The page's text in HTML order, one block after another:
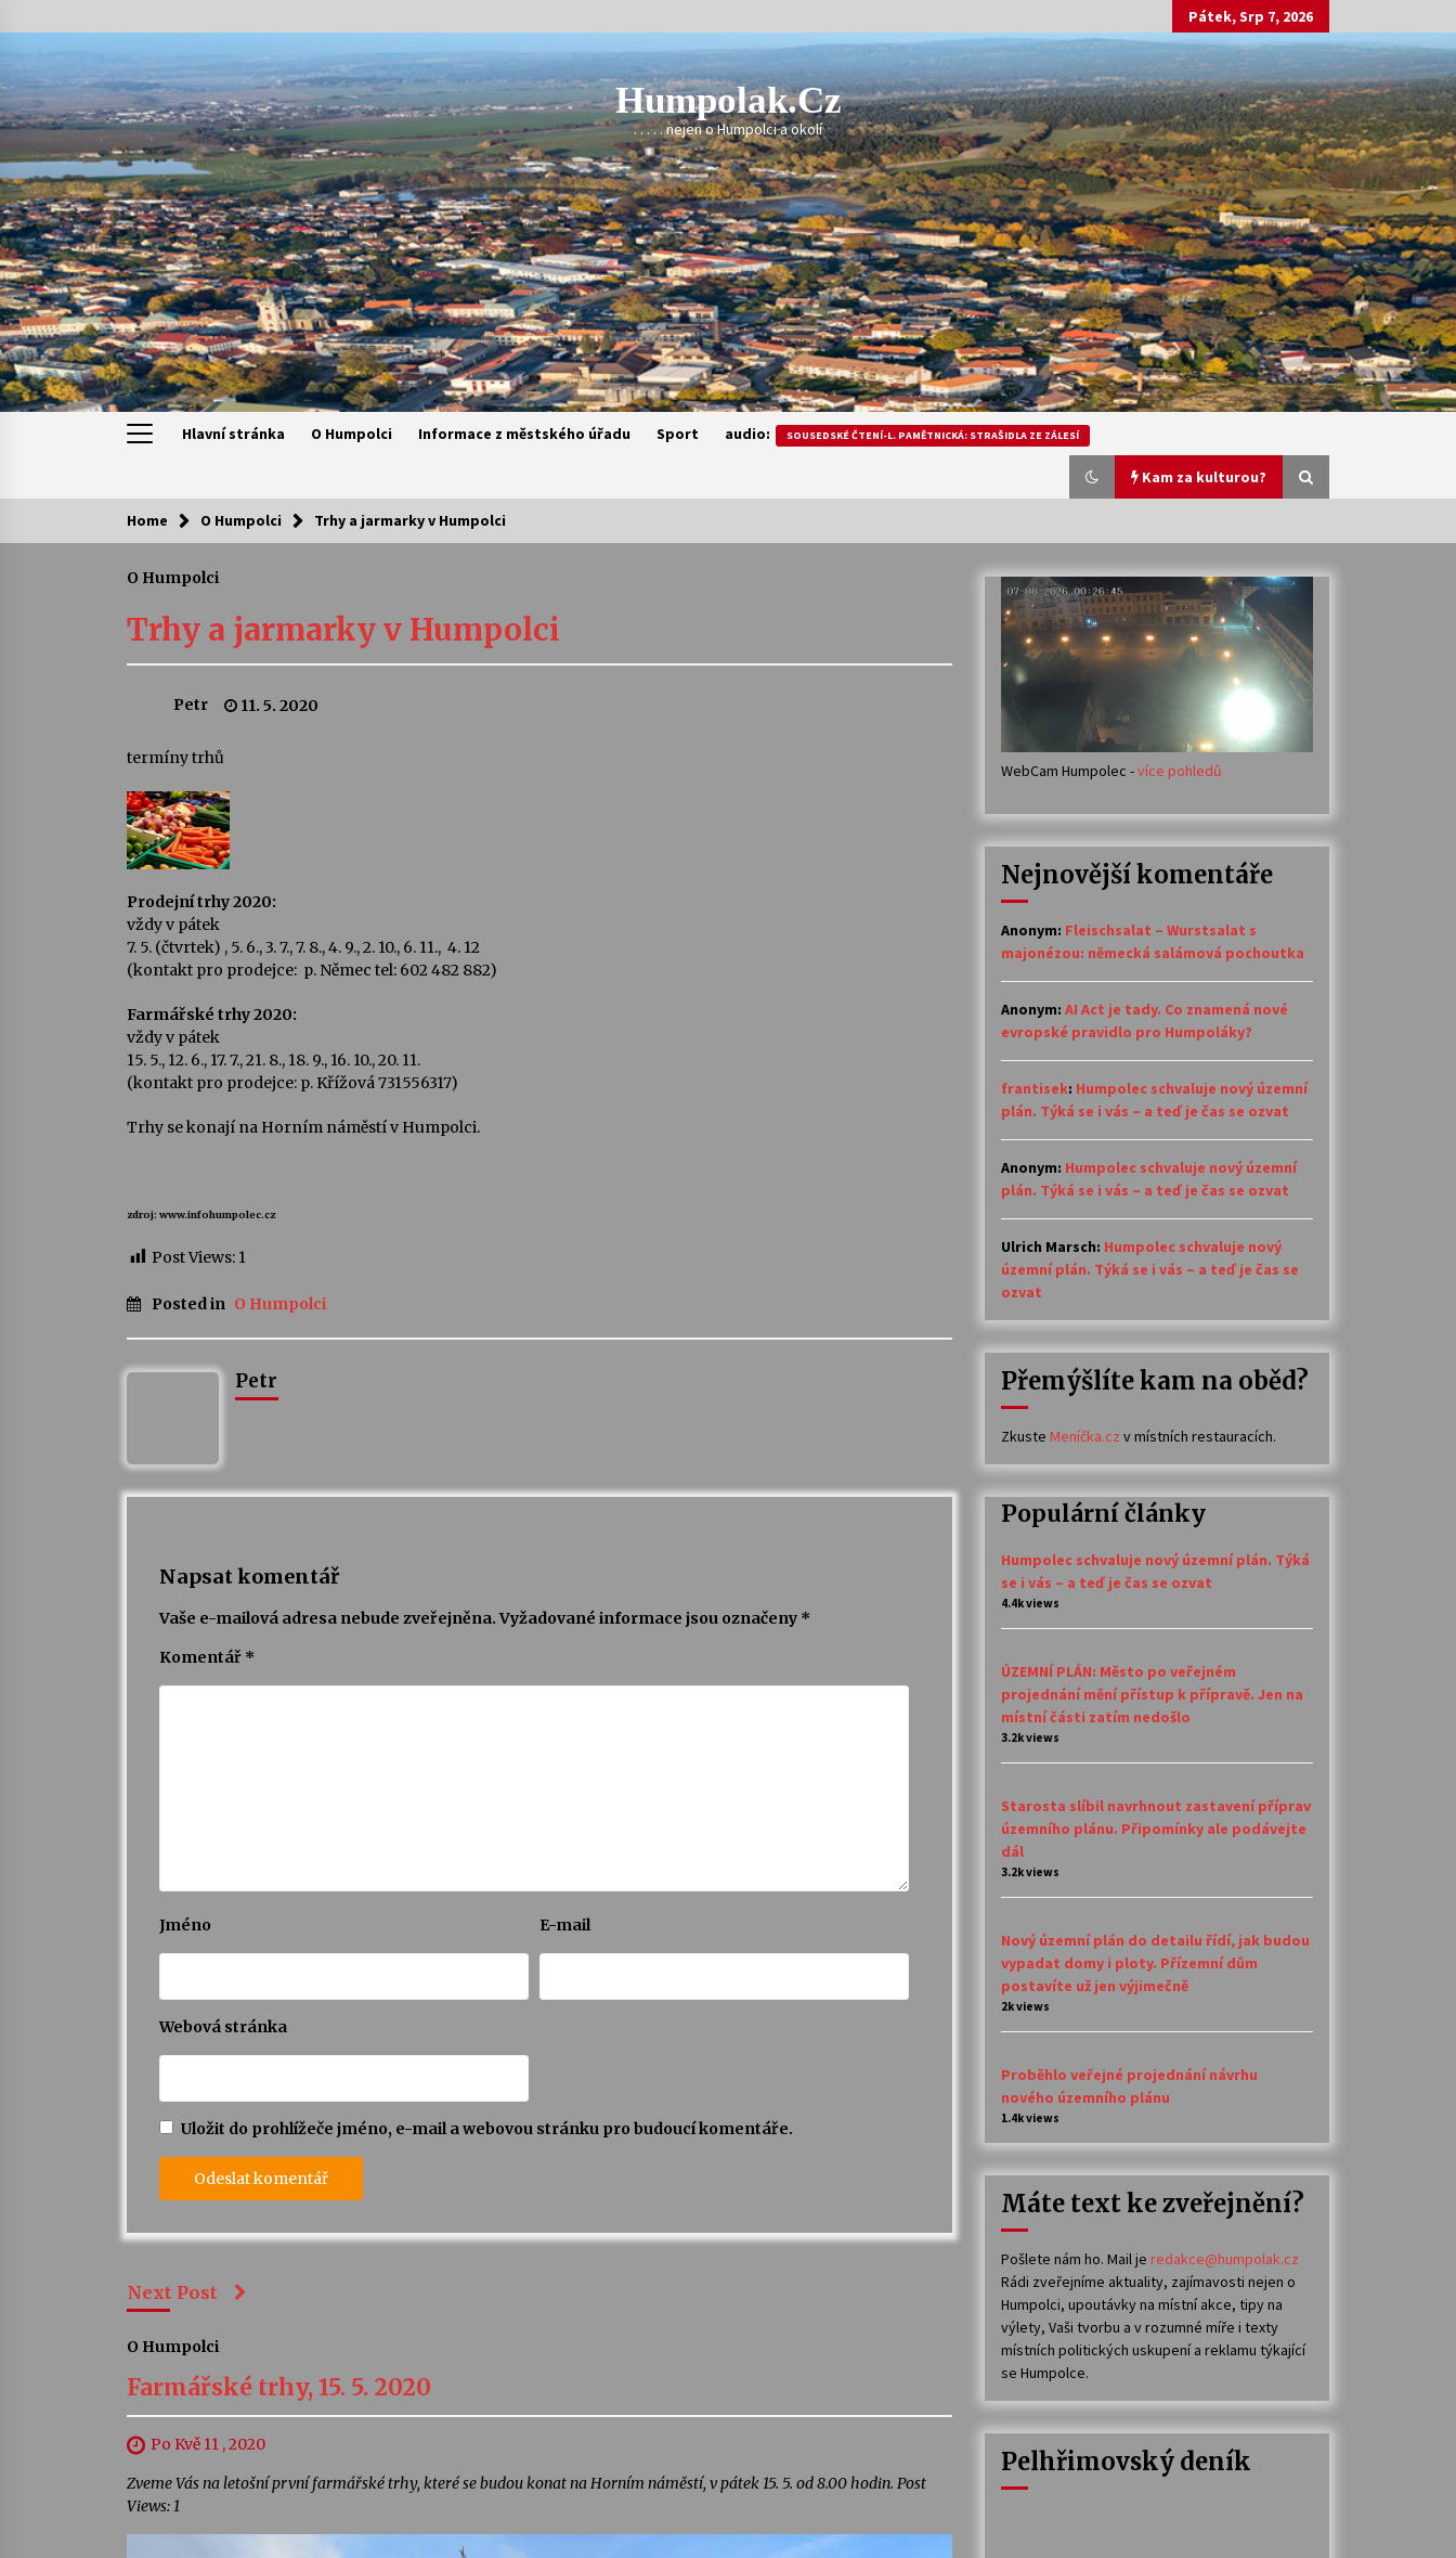
to
Pátek, Srp 7, 2026
Humpolak.cz
. . . . . nejen o Humpolci a okolí
Hlavní stránka O Humpolci Informace z městského úřadu Sport audio: SOUSEDSKÉ ČTENÍ-L. PAMĚTNICKÁ: STRAŠIDLA ZE ZÁLESÍ
Kam za kulturou?
Kam za kulturou?
Camerata a Sukuba Ensemble
4. 8. 2026
Veselí muzikanti
30. 7. 2026
Pozvánka na integrační festival
Quijotova šedesátka: 28. 7.–1. 8.
Votavžatský ploty
23. 7. 2026
14. 7. 2026
Za kulturou kousek za Humpolec. V
13. 7. 2026
30. 6. 2026
Home O Humpolci Trhy a jarmarky v Humpolci
O Humpolci
Trhy a jarmarky v Humpolci
Petr 11. 5. 2020
termíny trhů
Prodejní trhy 2020:
vždy v pátek
7. 5. (čtvrtek) , 5. 6., 3. 7., 7. 8., 4. 9., 2. 10., 6. 11., 4. 12
(kontakt pro prodejce: p. Němec tel: 602 482 882)
Farmářské trhy 2020:
vždy v pátek
15. 5., 12. 6., 17. 7., 21. 8., 18. 9., 16. 10., 20. 11.
(kontakt pro prodejce: p. Křížová 731556317)
Trhy se konají na Horním náměstí v Humpolci.
zdroj: www.infohumpolec.cz
Post Views: 1
Posted in O Humpolci
Petr
Napsat komentář
Vaše e-mailová adresa nebude zveřejněna. Vyžadované informace jsou označeny *
Komentář *
Jméno E-mail
Webová stránka
Uložit do prohlížeče jméno, e-mail a webovou stránku pro budoucí komentáře.
Next Post
O Humpolci
Farmářské trhy, 15. 5. 2020
Po Kvě 11 , 2020
Zveme Vás na letošní první farmářské trhy, které se budou konat na Horním náměstí, v pátek 15. 5. od 8.00 hodin. Post
Views: 1
WebCam Humpolec -více pohledů
Nejnovější komentáře
Anonym: Fleischsalat – Wurstsalat s
majonézou: německá salámová pochoutka
Anonym: AI Act je tady. Co znamená nové
evropské pravidlo pro Humpoláky?
frantisek: Humpolec schvaluje nový územní
plán. Týká se i vás – a teď je čas se ozvat
Anonym: Humpolec schvaluje nový územní
plán. Týká se i vás – a teď je čas se ozvat
Ulrich Marsch: Humpolec schvaluje nový
územní plán. Týká se i vás – a teď je čas se
ozvat
Přemýšlíte kam na oběd?
Zkuste Meníčka.cz v místních restauracích.
Populární články
Humpolec schvaluje nový územní plán. Týká
se i vás – a teď je čas se ozvat
4.4k views
ÚZEMNÍ PLÁN: Město po veřejném
projednání mění přístup k přípravě. Jen na
místní části zatím nedošlo
3.2k views
Starosta slíbil navrhnout zastavení příprav
územního plánu. Připomínky ale podávejte
dál
3.2k views
Nový územní plán do detailu řídí, jak budou
vypadat domy i ploty. Přízemní dům
postavíte už jen výjimečně
2k views
Proběhlo veřejné projednání návrhu
nového územního plánu
1.4k views
Máte text ke zveřejnění?
Pošlete nám ho. Mail je redakce@humpolak.cz
Rádi zveřejníme aktuality, zajímavosti nejen o
Humpolci, upoutávky na místní akce, tipy na
výlety, Vaši tvorbu a v rozumné míře i texty
místních politických uskupení a reklamu týkající
se Humpolce.
Pelhřimovský deník